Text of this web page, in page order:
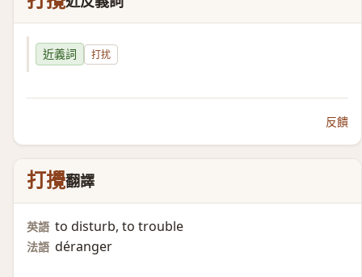
近義詞 打扰
反饋
打攪翻譯
英語 to disturb, to trouble
法語 déranger